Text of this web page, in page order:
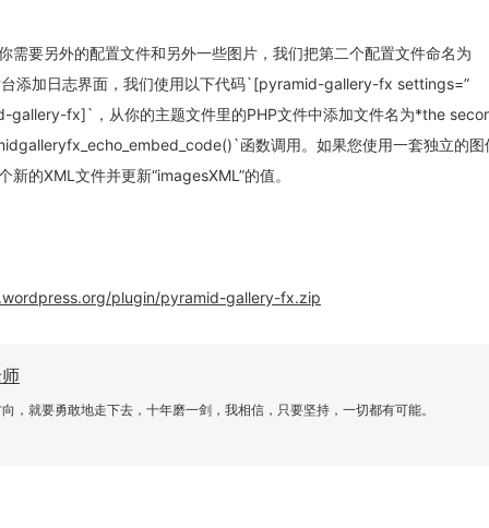
需要另外的配置文件和另外一些图片，我们把第二个配置文件命名为
添加日志界面，我们使用以下代码`[pyramid-gallery-fx settings=”
gallery-fx]`，从你的主题文件里的PHP文件中添加文件名为*the
函数调用。如果您使用一套独立的图
新的XML文件并更新“imagesXML”的值。
plugin/pyramid-gallery-fx.zip
，就要勇敢地走下去，十年磨一剑，我相信，只要坚持，一切都有可能。